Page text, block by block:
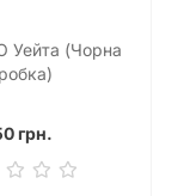
Уейта (Чорна
грн.